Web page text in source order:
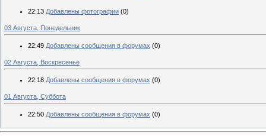
22:13 Добавлены фотографии (0)
03 Августа, Понедельник
22:49 Добавлены сообщения в форумах (0)
02 Августа, Воскресенье
22:18 Добавлены сообщения в форумах (0)
01 Августа, Суббота
22:50 Добавлены сообщения в форумах (0)